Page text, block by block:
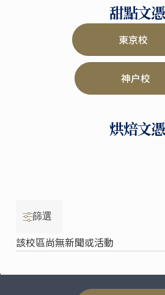
甜點文憑
東京校
神户校
烘焙文憑
篩選
該校區尚無新聞或活動